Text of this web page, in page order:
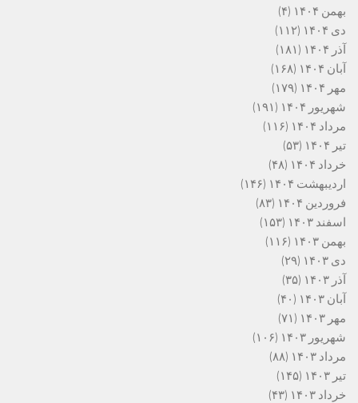
بهمن ۱۴۰۴
(۴)
دی ۱۴۰۴
(۱۱۲)
آذر ۱۴۰۴
(۱۸۱)
آبان ۱۴۰۴
(۱۶۸)
مهر ۱۴۰۴
(۱۷۹)
شهریور ۱۴۰۴
(۱۹۱)
مرداد ۱۴۰۴
(۱۱۶)
تیر ۱۴۰۴
(۵۳)
خرداد ۱۴۰۴
(۴۸)
اردیبهشت ۱۴۰۴
(۱۴۶)
فروردین ۱۴۰۴
(۸۳)
اسفند ۱۴۰۳
(۱۵۳)
بهمن ۱۴۰۳
(۱۱۶)
دی ۱۴۰۳
(۲۹)
آذر ۱۴۰۳
(۳۵)
آبان ۱۴۰۳
(۴۰)
مهر ۱۴۰۳
(۷۱)
شهریور ۱۴۰۳
(۱۰۶)
مرداد ۱۴۰۳
(۸۸)
تیر ۱۴۰۳
(۱۴۵)
خرداد ۱۴۰۳
(۴۳)